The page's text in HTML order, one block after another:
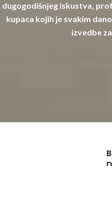
dugogodišnjeg iskustva,
kupaca kojih je svakim
izvedbe